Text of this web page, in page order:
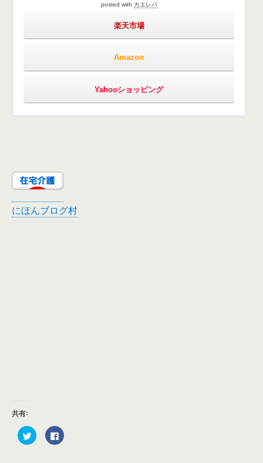
posted with カエレバ
楽天市場
Amazon
Yahooショッピング
にほんブログ村
共有:
ク
リ
F
a